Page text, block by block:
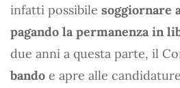
infatti possibile soggiornare
pagando la permanenza in
due anni a questa parte, il
bando e apre alle